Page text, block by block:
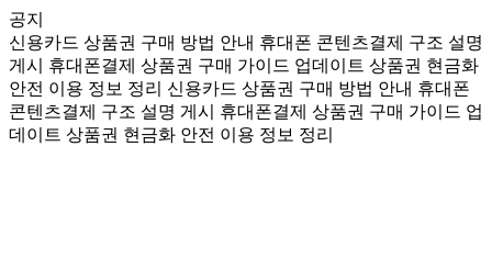
공지
신용카드 상품권 구매 방법 안내 휴대폰 콘텐츠결제 구조 설명
게시
휴대폰결제 상품권 구매 가이드 업데이트 상품권 현금화
안전 이용 정보 정리 신용카드 상품권 구매 방법 안내 휴대폰
콘텐츠결제 구조 설명 게시
휴대폰결제 상품권 구매 가이드 업
데이트 상품권 현금화 안전 이용 정보 정리